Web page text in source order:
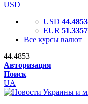
USD
USD 44.4853
EUR 51.3357
Все курсы валют
44.4853
Авторизация
Поиск
UA